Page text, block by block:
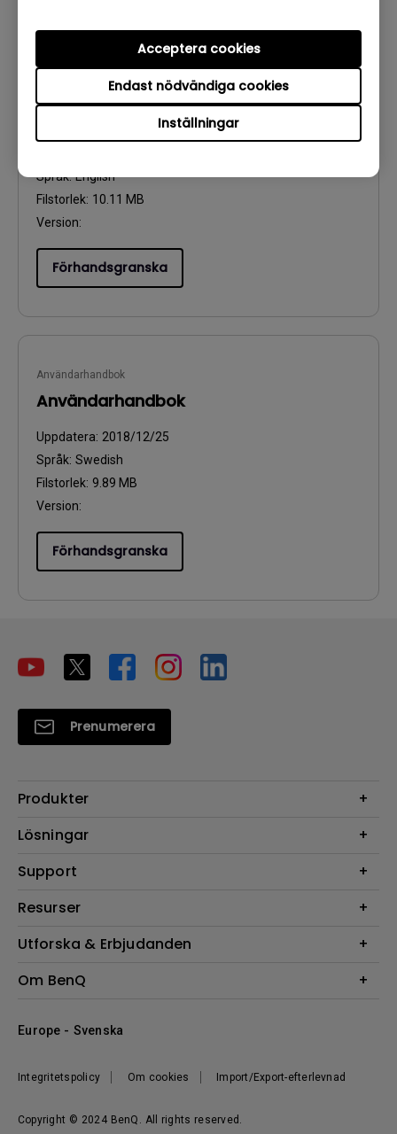
Inställningar
Endast nödvändiga cookies
Acceptera cookies
Användarhandbok
Språk:English
Filstorlek: 10.11 MB
Version:
Förhandsgranska
Användarhandbok
Användarhandbok
Uppdatera: 2018/12/25
Språk: Swedish
Filstorlek: 9.89 MB
Version:
Förhandsgranska
Prenumerera
Produkter
Projektorer
Belysning
Högtalare
Lösningar
Digital Display
Support
Support
Hämta Sök
Resurser
Projektor Kalkylator
Utforska & Erbjudanden
Events, Promotions & Webinars
Om BenQ
Corporate Social Responsibility
Nyheter
Copyright © 2024 BenQ. All rights reserved.
Integritetspolicy Om cookies Import/Export-efterlevnad
Europe - Svenska